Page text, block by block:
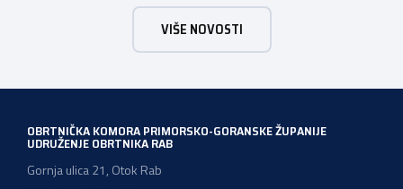
komora pozdravlja odluku Vlade Republike Hrvatske da u
konačnom prijedlogu poreznih izmjena prihvati ključne
prijedloge HOK-a iznesene tijekom intenzivnog dijaloga s
VIŠE NOVOSTI
OBRTNIČKA KOMORA PRIMORSKO-GORANSKE ŽUPANIJE
UDRUŽENJE OBRTNIKA RAB
Gornja ulica 21, Otok Rab